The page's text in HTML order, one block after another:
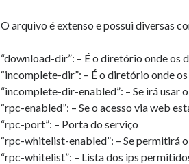
O arquivo é extenso e possui diversas
“download-dir”: – É o diretório onde
“incomplete-dir”: – É o diretório onde
“incomplete-dir-enabled”: – Se irá usar
“rpc-enabled”: – Se o acesso via web
“rpc-port”: – Porta do serviço
“rpc-whitelist-enabled”: – Se permitirá
“rpc-whitelist”: – Lista dos ips